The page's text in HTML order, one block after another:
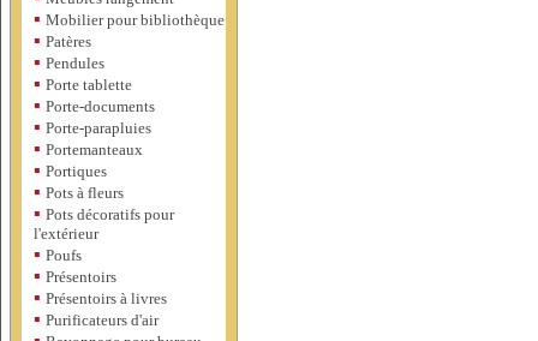
▪ Mobilier pour bibliothèque
▪ Patères
▪ Pendules
▪ Porte tablette
▪ Porte-documents
▪ Porte-parapluies
▪ Portemanteaux
▪ Portiques
▪ Pots à fleurs
▪ Pots décoratifs pour
l'extérieur
▪ Poufs
▪ Présentoirs
▪ Présentoirs à livres
▪ Purificateurs d'air